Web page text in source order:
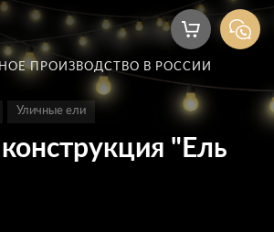
ПРОИЗВОДСТВО В РОССИИ
Уличные ели
"Ель